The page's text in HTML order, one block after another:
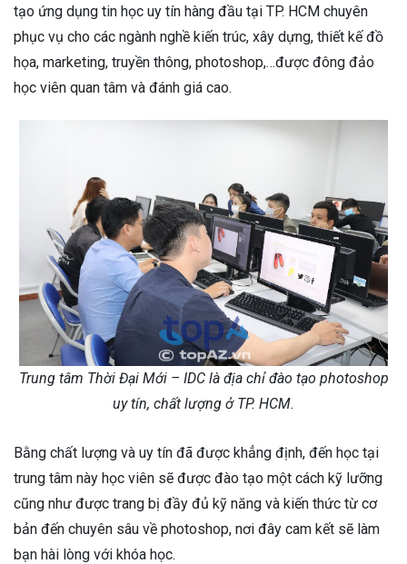
tạo ứng dụng tin học uy tín hàng đầu tại TP. HCM chuyên
phục vụ cho các ngành nghề kiến trúc, xây dựng, thiết kế đồ
họa, marketing, truyền thông, photoshop,…được đông đảo
học viên quan tâm và đánh giá cao.
Trung tâm Thời Đại Mới – IDC là địa chỉ đào tạo photoshop
uy tín, chất lượng ở TP. HCM.
Bằng chất lượng và uy tín đã được khẳng định, đến học tại
trung tâm này học viên sẽ được đào tạo một cách kỹ lưỡng
cũng như được trang bị đầy đủ kỹ năng và kiến thức từ cơ
bản đến chuyên sâu về photoshop, nơi đây cam kết sẽ làm
bạn hài lòng với khóa học.